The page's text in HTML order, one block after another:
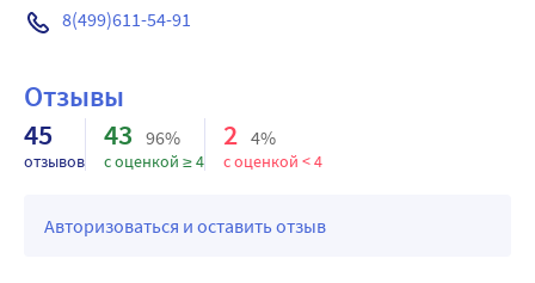
8(499)611-54-91
Отзывы
45
отзывов
43 96%
с оценкой ≥ 4
2 4%
с оценкой < 4
Авторизоваться и оставить отзыв